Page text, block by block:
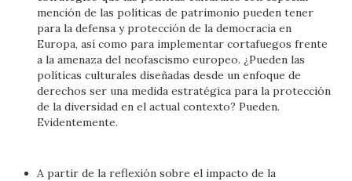
mención de las políticas de patrimonio pueden tener
para la defensa y protección de la democracia en
Europa, así como para implementar cortafuegos frente
a la amenaza del neofascismo europeo. ¿Pueden las
políticas culturales diseñadas desde un enfoque de
derechos ser una medida estratégica para la protección
de la diversidad en el actual contexto? Pueden.
Evidentemente.
A partir de la reflexión sobre el impacto de la